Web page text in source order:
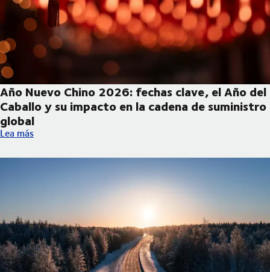
Año Nuevo Chino 2026: fechas clave, el Año del
Caballo y su impacto en la cadena de suministro
global
Año Nuevo Chino 2026: fechas clave, el Año del Caballo y su
Lea más